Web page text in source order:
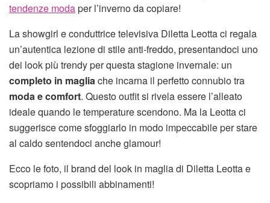
tendenze modaper l’inverno da copiare!
La showgirl e conduttrice televisiva Diletta Leotta ci regala
un’autentica lezione di stile anti-freddo, presentandoci uno
dei look più trendy per questa stagione invernale: un
completo in maglia che incarna il perfetto connubio tra
moda e comfort. Questo outfit si rivela essere l’alleato
ideale quando le temperature scendono. Ma la Leotta ci
suggerisce come sfoggiarlo in modo impeccabile per stare
al caldo sentendoci anche glamour!
Ecco le foto, il brand del look in maglia di Diletta Leotta e
scopriamo i possibili abbinamenti!